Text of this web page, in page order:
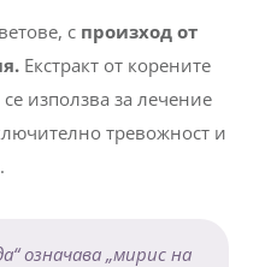
с произход от
Екстракт от корените
използва за лечение
тревожност и
означава „мирис на